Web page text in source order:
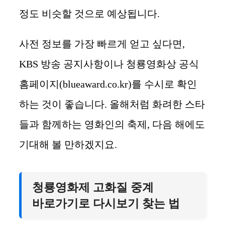
정도 비슷할 것으로 예상됩니다.
사전 정보를 가장 빠르게 얻고 싶다면,
KBS 방송 공지사항이나 청룡영화상 공식
홈페이지(blueaward.co.kr)를 수시로 확인
하는 것이 좋습니다. 올해처럼 화려한 스타
들과 함께하는 영화인의 축제, 다음 해에도
기대해 볼 만하겠지요.
청룡영화제 고화질 중계
바로가기로 다시보기 찾는 법